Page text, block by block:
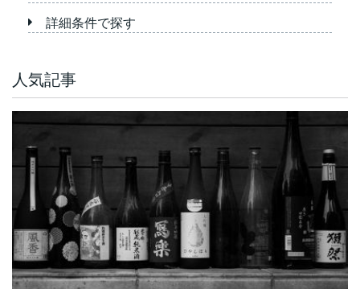
詳細条件で探す
人気記事